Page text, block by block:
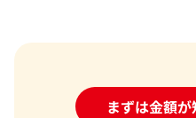
まずは金額が
24時間受付中!